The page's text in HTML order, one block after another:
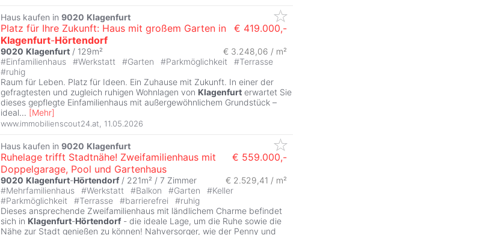
Haus kaufen in 9020 Klagenfurt
Platz für Ihre Zukunft: Haus mit großem Garten in
Klagenfurt-Hörtendorf
€ 419.000,-
9020 Klagenfurt / 129m²
€ 3.248,06 / m²
#Einfamilienhaus #Werkstatt #Garten #Parkmöglichkeit #Terrasse
#ruhig
Raum für Leben. Platz für Ideen. Ein Zuhause mit Zukunft. In einer der
gefragtesten und zugleich ruhigen Wohnlagen von Klagenfurt erwartet Sie
dieses gepflegte Einfamilienhaus mit außergewöhnlichem Grundstück –
ideal... [Mehr]
www.immobilienscout24.at, 11.05.2026
Haus kaufen in 9020 Klagenfurt
Ruhelage trifft Stadtnähe! Zweifamilienhaus mit
Doppelgarage, Pool und Gartenhaus
€ 559.000,-
9020 Klagenfurt-Hörtendorf / 221m² / 7 Zimmer
€ 2.529,41 / m²
#Mehrfamilienhaus #Werkstatt #Balkon #Garten #Keller
#Parkmöglichkeit #Terrasse #barrierefrei #ruhig
Dieses ansprechende Zweifamilienhaus mit ländlichem Charme befindet
sich in Klagenfurt-Hörtendorf - die ideale Lage, um die Ruhe sowie die
Nähe zur Stadt genießen zu können! Nahversorger, wie der Penny und